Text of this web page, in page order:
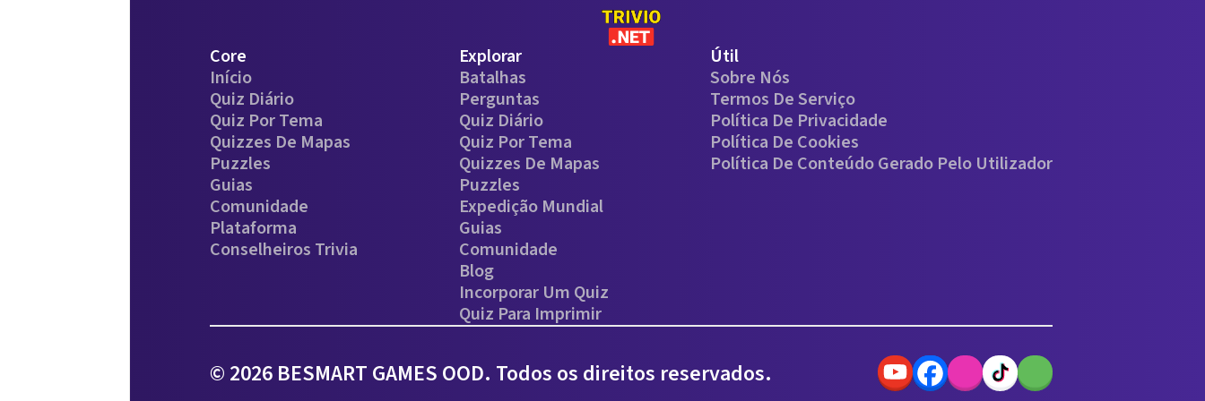
Core
Início
Quiz Diário
Quiz Por Tema
Quizzes De Mapas
Puzzles
Guias
Comunidade
Plataforma
Conselheiros Trivia
Explorar
Batalhas
Perguntas
Quiz Diário
Quiz Por Tema
Quizzes De Mapas
Puzzles
Expedição Mundial
Guias
Comunidade
Blog
Incorporar Um Quiz
Quiz Para Imprimir
Útil
Sobre Nós
Termos De Serviço
Política De Privacidade
Política De Cookies
Política De Conteúdo Gerado Pelo Utilizador
© 2026 BESMART GAMES OOD. Todos os direitos reservados.